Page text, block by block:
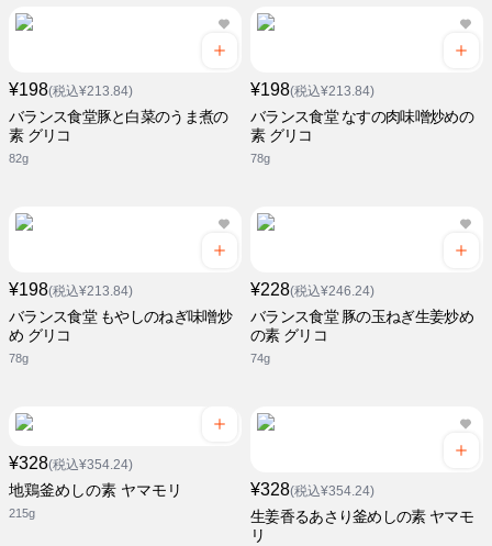
¥198(税込¥213.84)
バランス食堂豚と白菜のうま煮の
素 グリコ
82g
¥198(税込¥213.84)
バランス食堂 なすの肉味噌炒めの
素 グリコ
78g
¥198(税込¥213.84)
バランス食堂 もやしのねぎ味噌炒
め グリコ
78g
¥228(税込¥246.24)
バランス食堂 豚の玉ねぎ生姜炒め
の素 グリコ
74g
¥328(税込¥354.24)
地鶏釜めしの素 ヤマモリ
215g
¥328(税込¥354.24)
生姜香るあさり釜めしの素 ヤマモ
リ